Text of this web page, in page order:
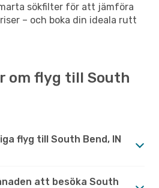
sökfilter för att jämföra
– och boka din ideala rutt
om flyg till South
flyg till South Bend, IN
att besöka South